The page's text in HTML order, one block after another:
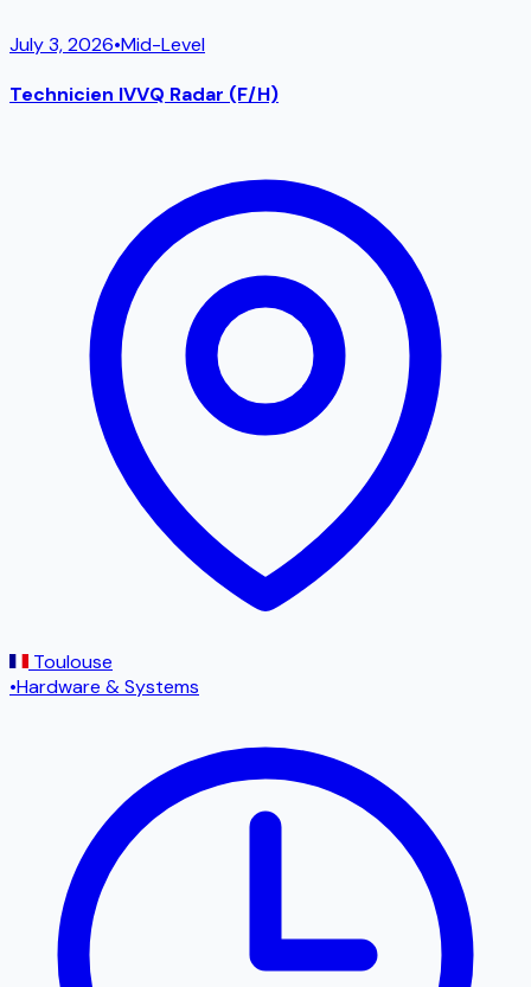
July 3, 2026•Mid-Level
Technicien IVVQ Radar (F/H)
Toulouse
•Hardware & Systems